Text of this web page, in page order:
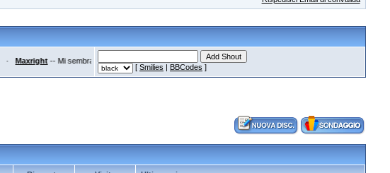
Maxright--Mi sembra che ora si sia liberato.·alex711--Almeno non sono il solo a ricevere questi errori
[ Smilies BBCodes ]